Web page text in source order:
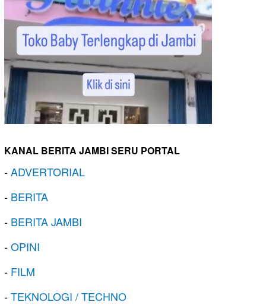
KANAL BERITA JAMBI SERU PORTAL
-ADVERTORIAL
- BERITA
- BERITA JAMBI
-OPINI
- FILM
-TEKNOLOGI / TECHNO